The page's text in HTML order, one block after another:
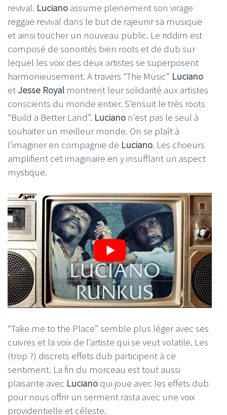
revival. Luciano assume pleinement son virage
reggae revival dans le but de rajeunir sa musique
et ainsi toucher un nouveau public. Le riddim est
composé de sonorités bien roots et de dub sur
lequel les voix des deux artistes se superposent
harmonieusement. A travers “The Music” Luciano
etJesse Royal montrent leur solidarité aux artistes
conscients du monde entier. S’ensuit le très roots
“Build a Better Land”. Luciano n’est pas le seul à
souhaiter un meilleur monde. On se plaît à
l’imaginer en compagnie de Luciano. Les choeurs
amplifient cet imaginaire en y insufflant un aspect
mystique.
“Take me to the Place” semble plus léger avec ses
cuivres et la voix de l’artiste qui se veut volatile. Les
(trop ?) discrets effets dub participent à ce
sentiment. La fin du morceau est tout aussi
plaisante avec Luciano qui joue avec les effets dub
pour nous offrir un serment rasta avec une voix
providentielle et céleste.